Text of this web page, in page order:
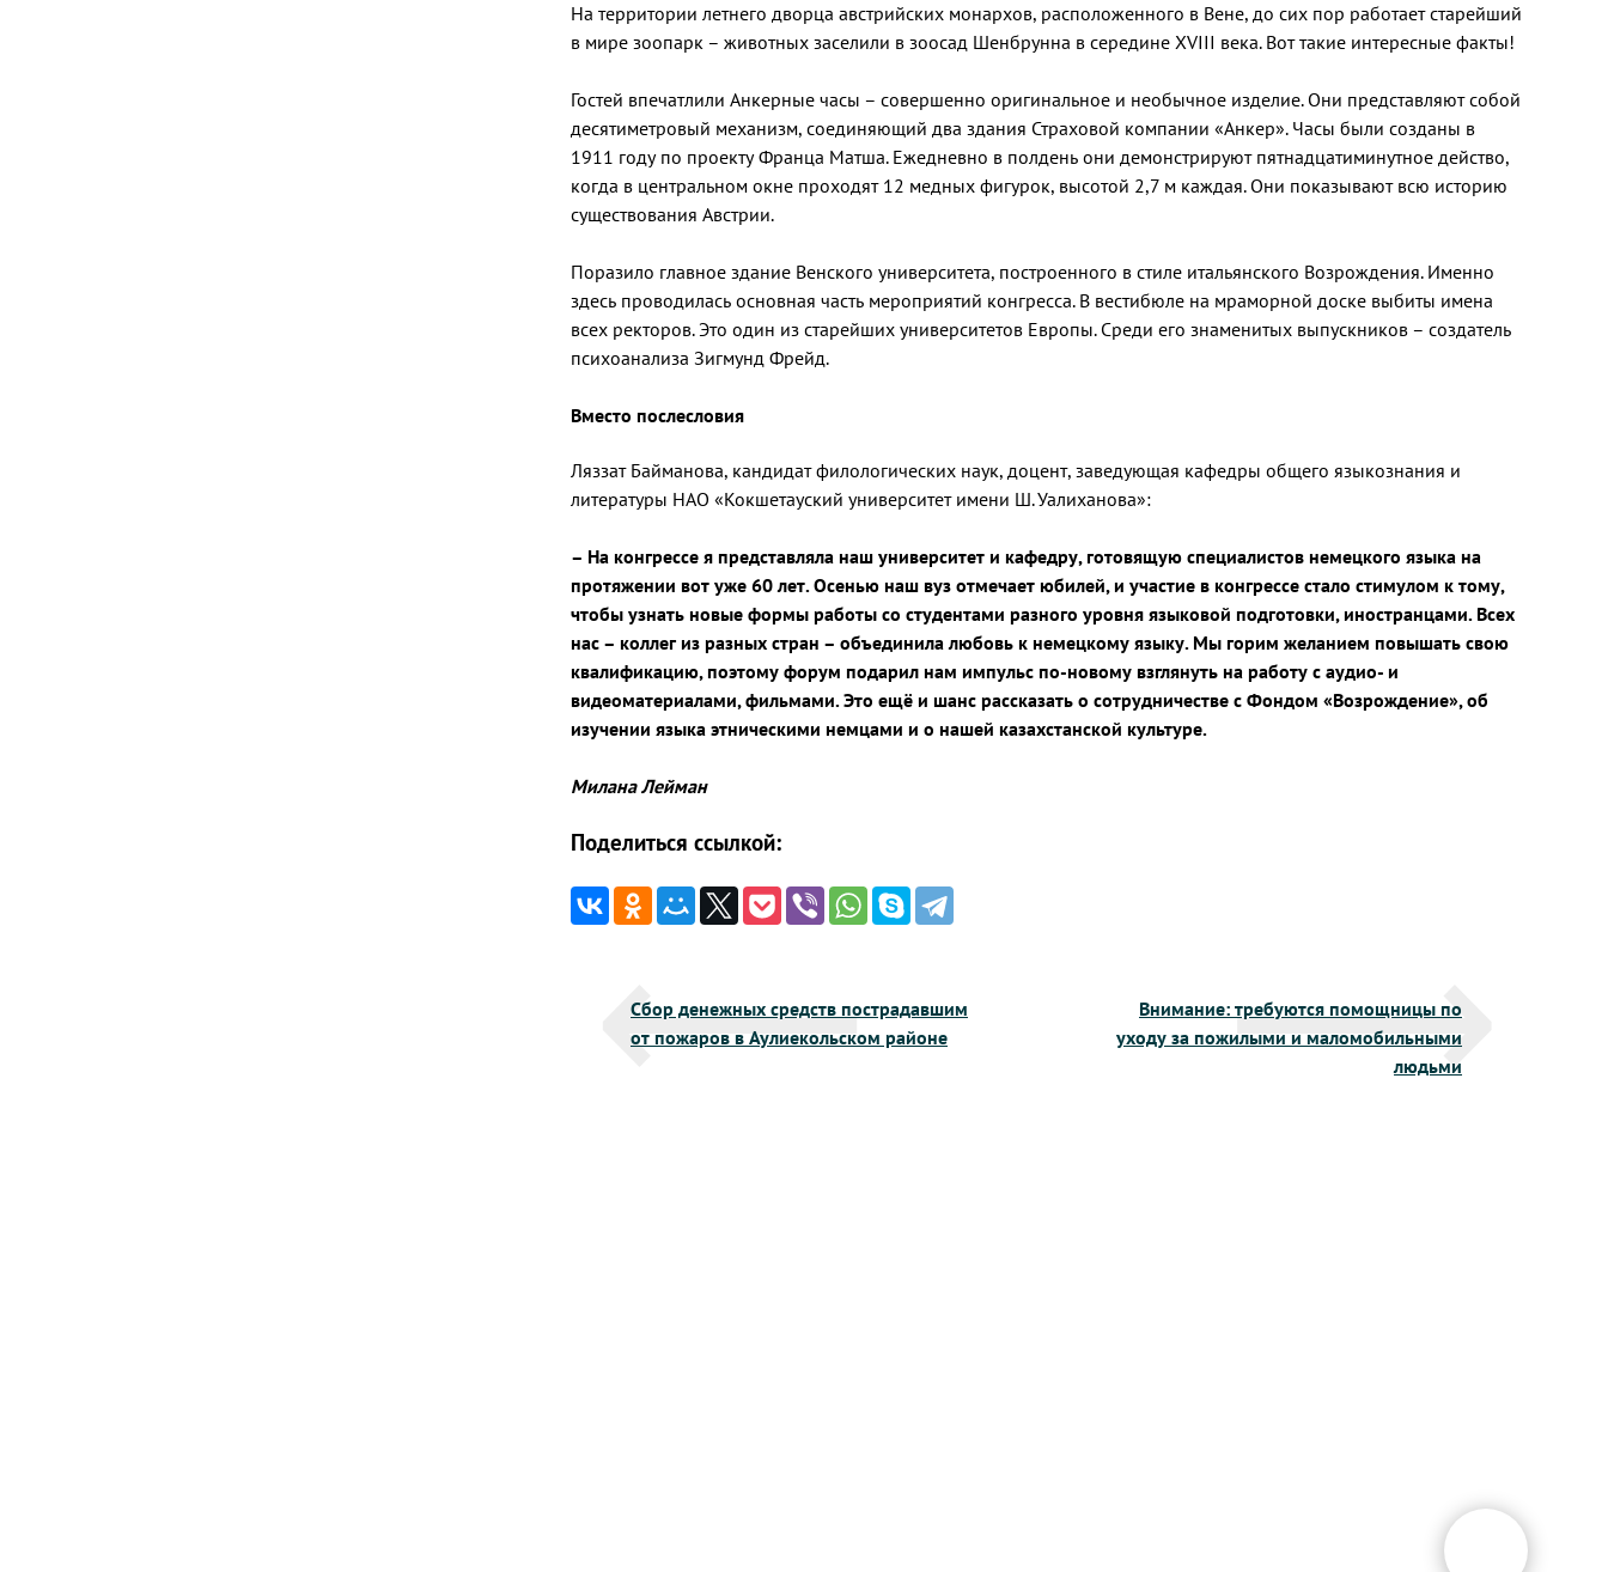
На территории летнего дворца австрийских монархов, расположенного в Вене, до сих пор работает старейший
в мире зоопарк – животных заселили в зоосад Шенбрунна в середине XVIII века. Вот такие интересные факты!
Гостей впечатлили Анкерные часы – совершенно оригинальное и необычное изделие. Они представляют собой
десятиметровый механизм, соединяющий два здания Страховой компании «Анкер». Часы были созданы в
1911 году по проекту Франца Матша. Ежедневно в полдень они демонстрируют пятнадцатиминутное действо,
когда в центральном окне проходят 12 медных фигурок, высотой 2,7 м каждая. Они показывают всю историю
существования Австрии.
Поразило главное здание Венского университета, построенного в стиле итальянского Возрождения. Именно
здесь проводилась основная часть мероприятий конгресса. В вестибюле на мраморной доске выбиты имена
всех ректоров. Это один из старейших университетов Европы. Среди его знаменитых выпускников – создатель
психоанализа Зигмунд Фрейд.
Вместо послесловия
Ляззат Байманова, кандидат филологических наук, доцент, заведующая кафедры общего языкознания и
литературы НАО «Кокшетауский университет имени Ш. Уалиханова»:
– На конгрессе я представляла наш университет и кафедру, готовящую специалистов немецкого языка на
протяжении вот уже 60 лет. Осенью наш вуз отмечает юбилей, и участие в конгрессе стало стимулом к тому,
чтобы узнать новые формы работы со студентами разного уровня языковой подготовки, иностранцами. Всех
нас – коллег из разных стран – объединила любовь к немецкому языку. Мы горим желанием повышать свою
квалификацию, поэтому форум подарил нам импульс по-новому взглянуть на работу с аудио- и
видеоматериалами, фильмами. Это ещё и шанс рассказать о сотрудничестве с Фондом «Возрождение», об
изучении языка этническими немцами и о нашей казахстанской культуре.
Милана Лейман
Поделиться ссылкой:
Сбор денежных средств пострадавшим
от пожаров в Аулиекольском районе
Внимание: требуются помощницы по
уходу за пожилыми и маломобильными
людьми